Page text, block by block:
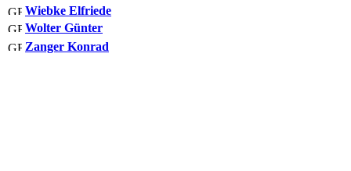
Wiebke Elfriede
Wolter Günter
Zanger Konrad